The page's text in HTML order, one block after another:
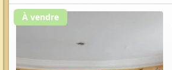
À vendre